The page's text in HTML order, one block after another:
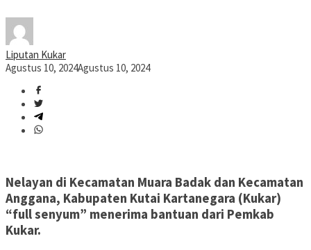
Liputan Kukar
Agustus 10, 2024Agustus 10, 2024
Nelayan di Kecamatan Muara Badak dan Kecamatan
Anggana, Kabupaten Kutai Kartanegara (Kukar)
“full senyum” menerima bantuan dari Pemkab
Kukar.